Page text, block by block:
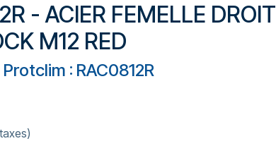
- ACIER FEMELLE DROIT
M12 RED
: RAC0812R